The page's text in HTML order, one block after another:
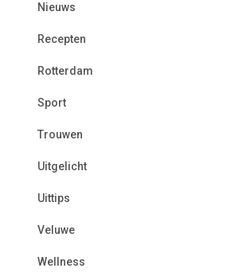
Nieuws
Recepten
Rotterdam
Sport
Trouwen
Uitgelicht
Uittips
Veluwe
Wellness